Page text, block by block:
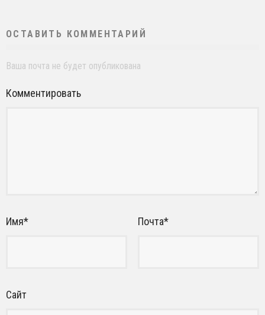
ОСТАВИТЬ КОММЕНТАРИЙ
Ваша почта не будет опубликована
Комментировать
Имя* Почта*
Сайт